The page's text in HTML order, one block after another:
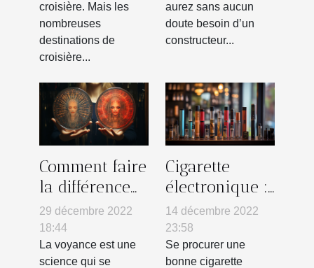
croisière. Mais les
nombreuses
destinations de
croisière...
aurez sans aucun
doute besoin d’un
constructeur...
Comment faire
la différence
entre un faux
et un vrai
voyant ?
29 décembre 2022
18:44
La voyance est une
science qui se
Cigarette
électronique :
où trouver la
meilleure ?
14 décembre 2022
23:58
Se procurer une
bonne cigarette